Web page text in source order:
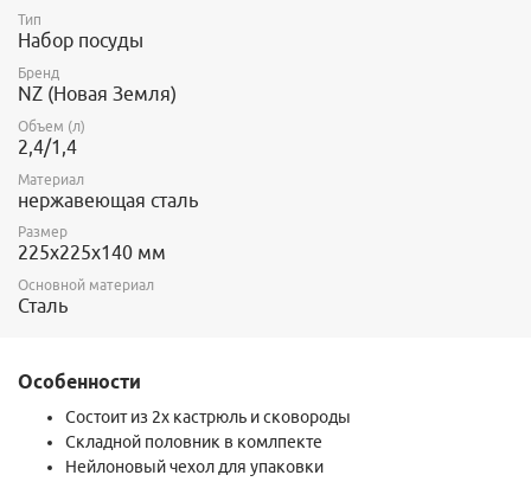
Тип
Набор посуды
Бренд
NZ (Новая Земля)
Объем (л)
2,4/1,4
Материал
нержавеющая сталь
Размер
225x225x140 мм
Основной материал
Сталь
Особенности
Состоит из 2х кастрюль и сковороды
Складной половник в комлпекте
Нейлоновый чехол для упаковки